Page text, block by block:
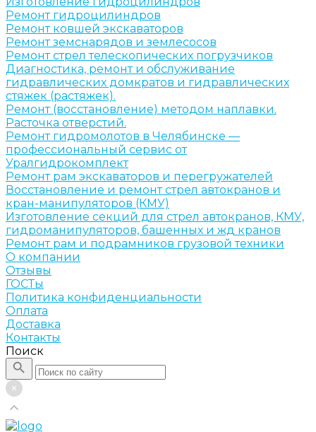
Ремонт гидроцилиндров
Ремонт ковшей экскаваторов
Ремонт земснарядов и землесосов
Ремонт стрел телескопических погрузчиков
Диагностика, ремонт и обслуживание
гидравлических домкратов и гидравлических
стяжек (растяжек).
Ремонт (восстановление) методом наплавки.
Расточка отверстий.
Ремонт гидромолотов в Челябинске —
профессиональный сервис от
Уралгидрокомплект
Ремонт рам экскаваторов и перегружателей
Восстановление и ремонт стрел автокранов и
кран-манипуляторов (КМУ)
Изготовление секций для стрел автокранов, КМУ,
гидроманипуляторов, башенных и жд кранов
Ремонт рам и подрамников грузовой техники
О компании
Отзывы
ГОСТы
Политика конфиденциальности
Оплата
Доставка
Контакты
Поиск